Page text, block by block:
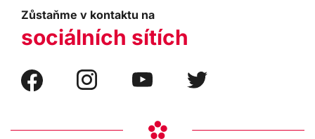
Zůstaňme v kontaktu na
sociálních sítích